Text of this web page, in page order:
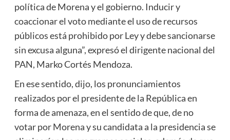
política de Morena y el gobierno. Inducir y
coaccionar el voto mediante el uso de recursos
públicos está prohibido por Ley y debe sancionarse
sin excusa alguna”, expresó el dirigente nacional del
PAN, Marko Cortés Mendoza.
En ese sentido, dijo, los pronunciamientos
realizados por el presidente de la República en
forma de amenaza, en el sentido de que, de no
votar por Morena y su candidata a la presidencia se